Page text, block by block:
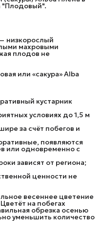
"Плодовый".
низкорослый
махровыми
плодов не
или «сакура» Alba
кустарник
условиях до 1,5 м
за счёт побегов и
появляются
или одновременно с
зависят от региона;
ценности не
весеннее цветение
на побегах
обрезка осенью
уменьшить количество